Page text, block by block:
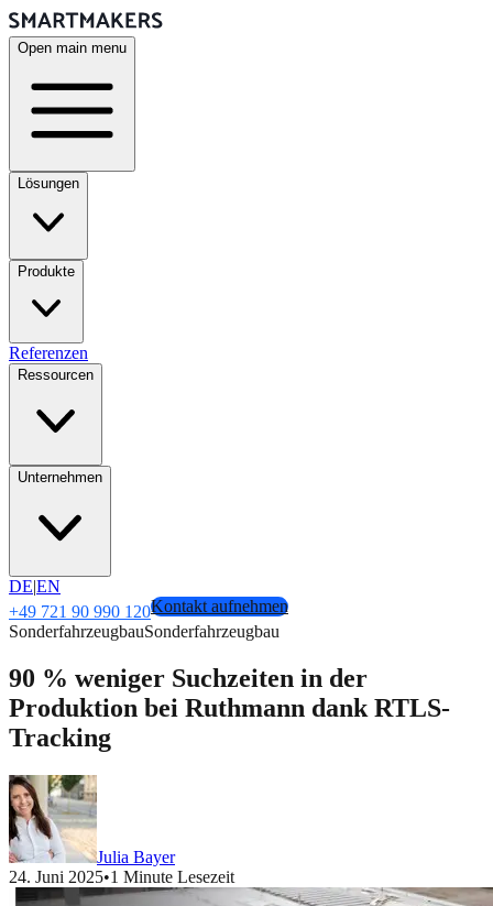
Open main menu
Lösungen
Produkte
Referenzen
Ressourcen
Unternehmen
DE|EN
+49 721 90 990 120Kontakt aufnehmen
SonderfahrzeugbauSonderfahrzeugbau
90 % weniger Suchzeiten in der
Produktion bei Ruthmann dank RTLS-
Tracking
Julia Bayer
24. Juni 2025•1 Minute Lesezeit